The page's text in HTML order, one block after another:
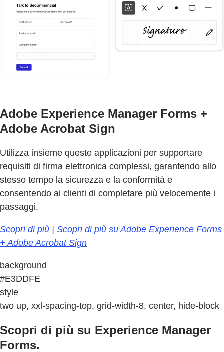
Adobe Experience Manager Forms +
Adobe Acrobat Sign
Utilizza insieme queste applicazioni per supportare
requisiti di firma elettronica complessi, garantendo allo
stesso tempo la sicurezza e la conformità e
consentendo ai clienti di completare più velocemente i
passaggi.
Scopri di più | Scopri di più su Adobe Experience Forms
+ Adobe Acrobat Sign
background
#E3DDFE
style
two up, xxl-spacing-top, grid-width-8, center, hide-block
Scopri di più su Experience Manager
Forms.